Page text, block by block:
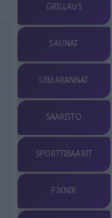
GRILLAUS
SAUNAT
UIMARANNAT
SAARISTO
SPORTTIBAARIT
PIKNIK